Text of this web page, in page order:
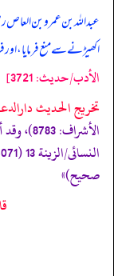
عبداللہ بن عمرو بن العاص
اکھیڑنے سے منع فرمایا، اور
الأدب/حدیث: 3721]
تخریج الحدیث
صحیح)»